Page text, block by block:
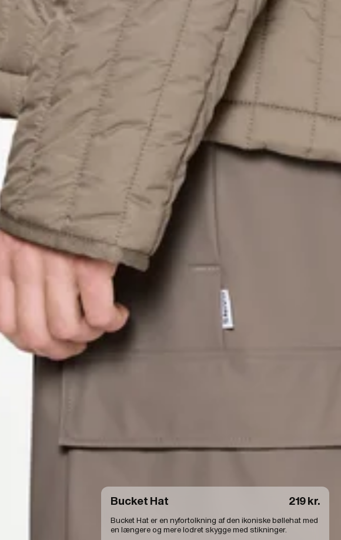
Bucket Hat 219 kr.
Bucket Hat er en nyfortolkning af den ikoniske bøllehat med
en længere og mere lodret skygge med stikninger.